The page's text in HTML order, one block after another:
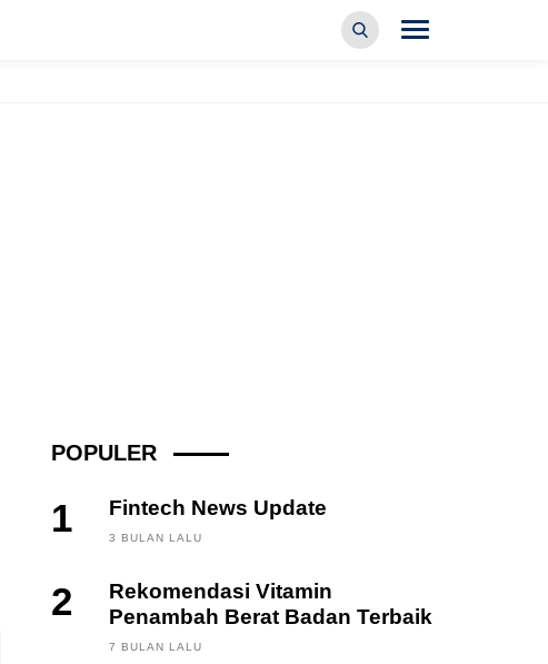
POPULER
1 Fintech News Update
3 BULAN LALU
2
Rekomendasi Vitamin
Penambah Berat Badan Terbaik
7 BULAN LALU